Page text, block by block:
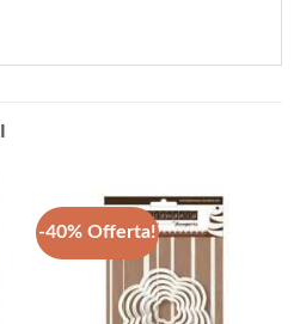
-40% Offerta!